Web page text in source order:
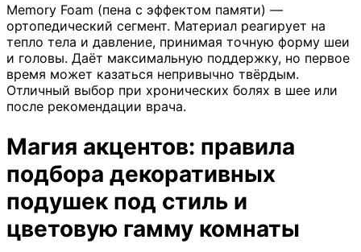
Memory Foam (пена с эффектом памяти) —
ортопедический сегмент. Материал реагирует на
тепло тела и давление, принимая точную форму шеи
и головы. Даёт максимальную поддержку, но первое
время может казаться непривычно твёрдым.
Отличный выбор при хронических болях в шее или
после рекомендации врача.
Магия акцентов: правила
подбора декоративных
подушек под стиль и
цветовую гамму комнаты